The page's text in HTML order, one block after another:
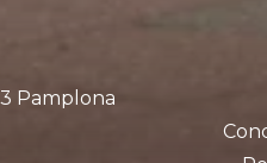
Pamplona